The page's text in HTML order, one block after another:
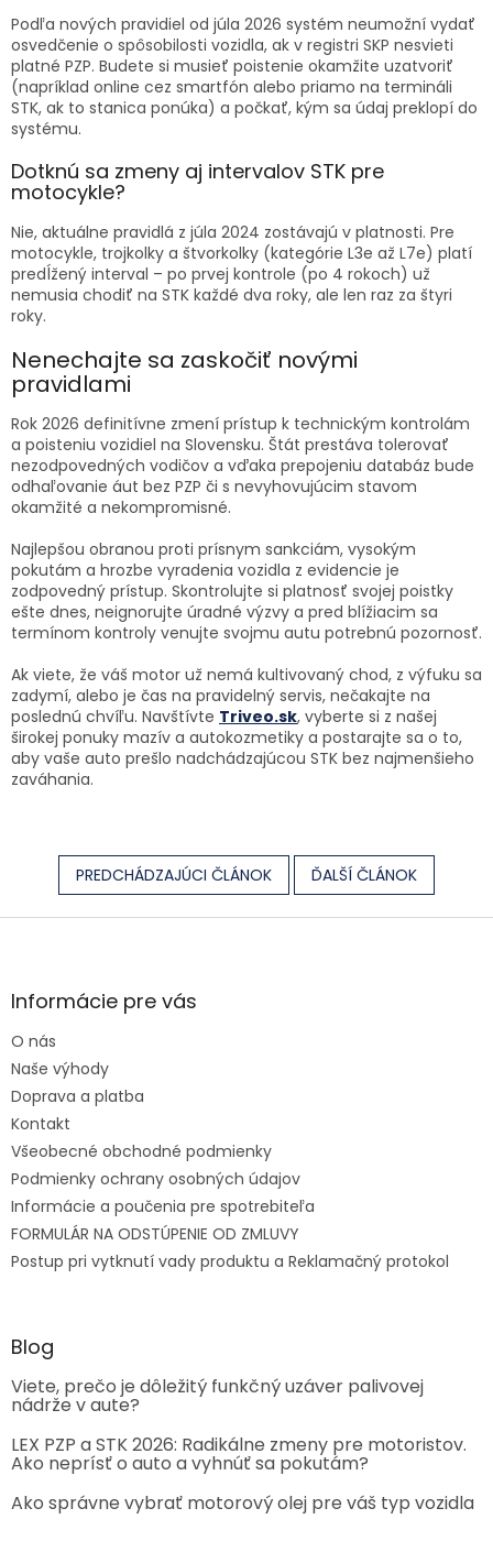
Podľa nových pravidiel od júla 2026 systém neumožní vydať
osvedčenie o spôsobilosti vozidla, ak v registri SKP nesvieti
platné PZP. Budete si musieť poistenie okamžite uzatvoriť
(napríklad online cez smartfón alebo priamo na termináli
STK, ak to stanica ponúka) a počkať, kým sa údaj preklopí do
systému.
Dotknú sa zmeny aj intervalov STK pre
motocykle?
Nie, aktuálne pravidlá z júla 2024 zostávajú v platnosti. Pre
motocykle, trojkolky a štvorkolky (kategórie L3e až L7e) platí
predĺžený interval – po prvej kontrole (po 4 rokoch) už
nemusia chodiť na STK každé dva roky, ale len raz za štyri
roky.
Nenechajte sa zaskočiť novými
pravidlami
Rok 2026 definitívne zmení prístup k technickým kontrolám
a poisteniu vozidiel na Slovensku. Štát prestáva tolerovať
nezodpovedných vodičov a vďaka prepojeniu databáz bude
odhaľovanie áut bez PZP či s nevyhovujúcim stavom
okamžité a nekompromisné.
Najlepšou obranou proti prísnym sankciám, vysokým
pokutám a hrozbe vyradenia vozidla z evidencie je
zodpovedný prístup. Skontrolujte si platnosť svojej poistky
ešte dnes, neignorujte úradné výzvy a pred blížiacim sa
termínom kontroly venujte svojmu autu potrebnú pozornosť.
Ak viete, že váš motor už nemá kultivovaný chod, z výfuku sa
zadymí, alebo je čas na pravidelný servis, nečakajte na
poslednú chvíľu. Navštívte Triveo.sk, vyberte si z našej
širokej ponuky mazív a autokozmetiky a postarajte sa o to,
aby vaše auto prešlo nadchádzajúcou STK bez najmenšieho
zaváhania.
PREDCHÁDZAJÚCI ČLÁNOK ĎALŠÍ ČLÁNOK
Zápätie
Informácie pre vás
O nás
Naše výhody
Doprava a platba
Kontakt
Všeobecné obchodné podmienky
Podmienky ochrany osobných údajov
Informácie a poučenia pre spotrebiteľa
FORMULÁR NA ODSTÚPENIE OD ZMLUVY
Postup pri vytknutí vady produktu a Reklamačný protokol
Blog
Viete, prečo je dôležitý funkčný uzáver palivovej
nádrže v aute?
LEX PZP a STK 2026: Radikálne zmeny pre motoristov.
Ako neprísť o auto a vyhnúť sa pokutám?
Ako správne vybrať motorový olej pre váš typ vozidla